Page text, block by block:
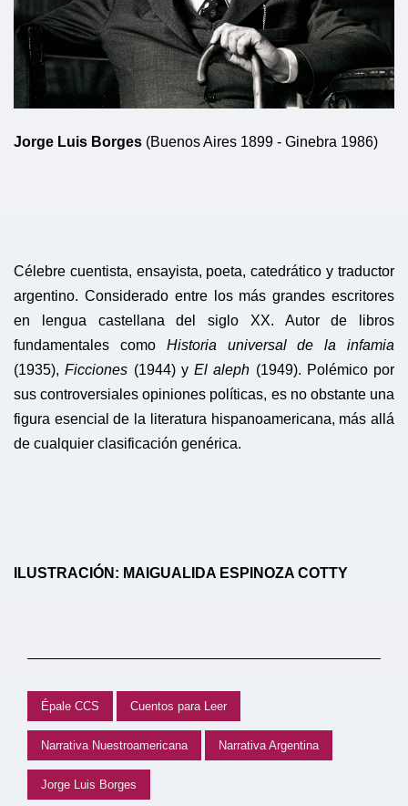
Jorge Luis Borges (Buenos Aires 1899 - Ginebra 1986)
Célebre cuentista, ensayista, poeta, catedrático y traductor
argentino. Considerado entre los más grandes escritores
en lengua castellana del siglo XX. Autor de libros
fundamentales como Historia universal de la infamia
(1935),Ficciones (1944) y El aleph (1949). Polémico por
sus controversiales opiniones políticas, es no obstante una
figura esencial de la literatura hispanoamericana, más allá
de cualquier clasificación genérica.
ILUSTRACIÓN: MAIGUALIDA ESPINOZA COTTY
Épale CCS Cuentos para Leer
Narrativa Nuestroamericana Narrativa Argentina
Jorge Luis Borges